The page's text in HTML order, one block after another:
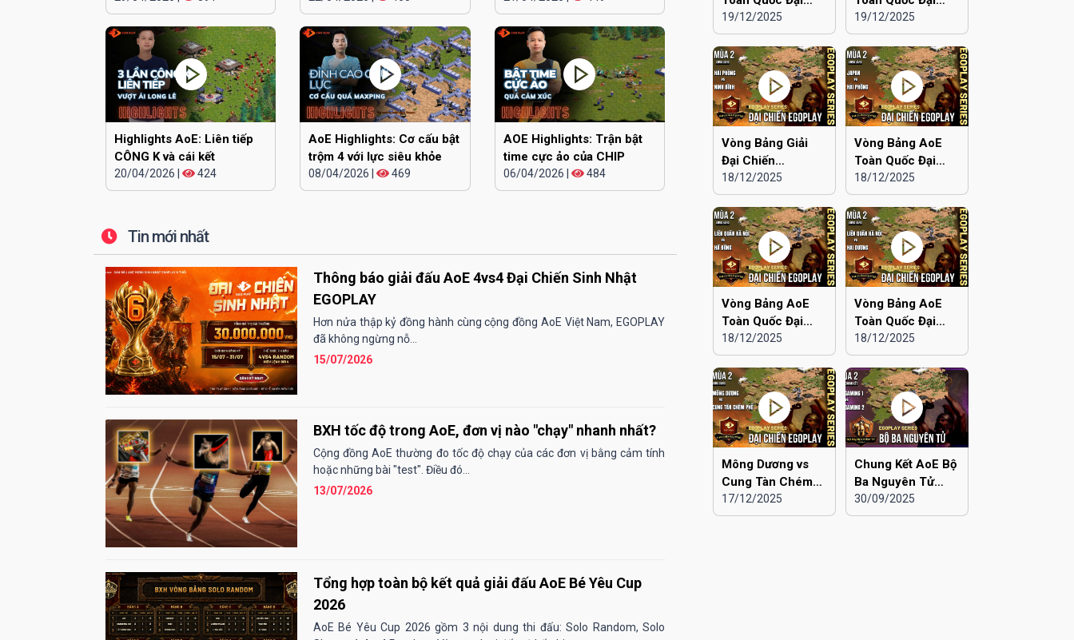
Highlights AoE: Liên tiếp
CÔNG K và cái kết
20/04/2026 424
AoE Highlights: Cơ cấu bật
trộm 4 với lực siêu khỏe
08/04/2026 | 469
AOE Highlights: Trận bật
time cực ảo của CHIP
06/04/2026 484
Tin mới nhất
Thông báo giải đấu AoE 4vs4 Đại Chiến Sinh Nhật
EGOPLAY
Hơn nửa thập kỷ đồng hành cùng cộng đồng AoE Việt Nam, EGOPLAY
đã không ngừng nỗ...
15/07/2026
BXH tốc độ trong AoE, đơn vị nào "chạy" nhanh nhất?
Cộng đồng AoE thường đo tốc độ chạy của các đơn vị bằng cảm tính
hoặc những bài "test". Điều đó...
13/07/2026
Tổng hợp toàn bộ kết quả giải đấu AoE Bé Yêu Cup
2026
AoE Bé Yêu Cup 2026 gồm 3 nội dung thi đấu: Solo Random, Solo
Chiến EGOPLAY
mùa 2 | Aoe Đam
Mê vs Quảng Ninh
19/12/2025
Chiến EGOPLAY
mùa 2 | Japan vs
Ninh Bình
19/12/2025
Vòng Bảng Giải
Đại Chiến
EGOPLAY mùa 2 |
Hải Phòng vs Ninh
Bình
18/12/2025
Vòng Bảng AoE
Toàn Quốc Đại
Chiến EGOPLAY
mùa 2 | Japan vs
Hải Phòng
18/12/2025
Vòng Bảng AoE
Toàn Quốc Đại
Chiến EGOPLAY
mùa 2 | Liên Quân
Hà Nội vs Hà Đông
18/12/2025
Vòng Bảng AoE
Toàn Quốc Đại
Chiến EGOPLAY
mùa 2 | Liên Quân
Hà Nội vs Hải
Dương
18/12/2025
Mông Dương vs
Cung Tàn Chém
Phế | Vòng Bảng
AoE Toàn Quốc
17/12/2025
Chung Kết AoE Bộ
Ba Nguyên Tử
mùa 2 | Viu 2 vs
Viu 1
30/09/2025